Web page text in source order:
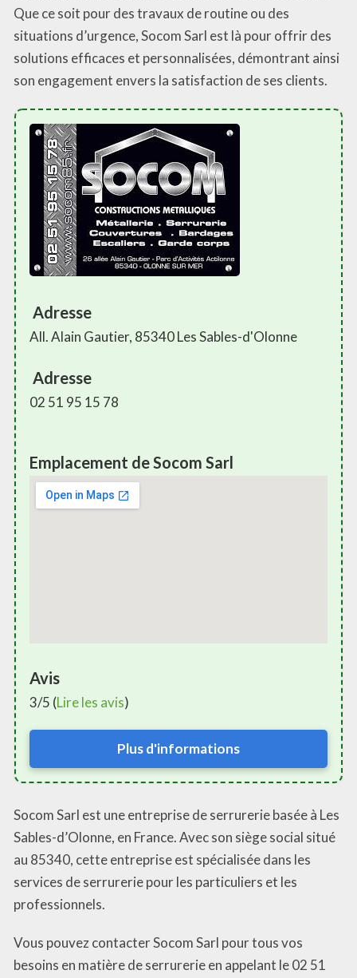
Que ce soit pour des travaux de routine ou des
situations d’urgence, Socom Sarl est là pour offrir des
solutions efficaces et personnalisées, démontrant ainsi
son engagement envers la satisfaction de ses clients.
Adresse
All. Alain Gautier, 85340 Les Sables-d'Olonne
Adresse
02 51 95 15 78
Emplacement de Socom Sarl
Avis
3/5 (Lire les avis)
Plus d'informations
Socom Sarl est une entreprise de serrurerie basée à Les
Sables-d’Olonne, en France. Avec son siège social situé
au 85340, cette entreprise est spécialisée dans les
services de serrurerie pour les particuliers et les
professionnels.
Vous pouvez contacter Socom Sarl pour tous vos
besoins en matière de serrurerie en appelant le 02 51